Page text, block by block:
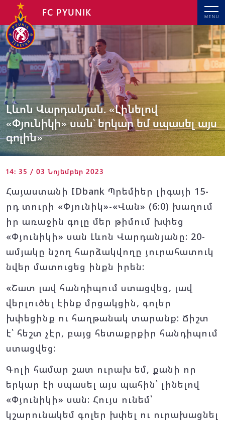
MENU
FC PYUNIK
Լևոն Վարդանյան. «Լինելով
«Փյունիկի» սան՝ երկար եմ սպասել այս
գոլին»
14: 35 / 03 Նոյեմբեր 2023
Հայաստանի IDbank Պրեմիեր լիգայի 15-
րդ տուրի «Փյունիկ»-«Վան» (6:0) խաղում
իր առաջին գոլը մեր թիմում խփեց
«Փյունիկի» սան Լևոն Վարդանյանը: 20-
ամյակը նշող հարձակվողը յուրահատուկ
նվեր մատուցեց ինքն իրեն:
«Շատ լավ հանդիպում ստացվեց, լավ
վերլուծել էինք մրցակցին, գոլեր
խփեցինք ու հաղթանակ տարանք: Ճիշտ
է՝ հեշտ չէր, բայց հետաքրքիր հանդիպում
ստացվեց:
Գոլի համար շատ ուրախ եմ, քանի որ
երկար էի սպասել այս պահին՝ լինելով
«Փյունիկի» սան: Հույս ունեմ՝
կշարունակեմ գոլեր խփել ու ուրախացնել